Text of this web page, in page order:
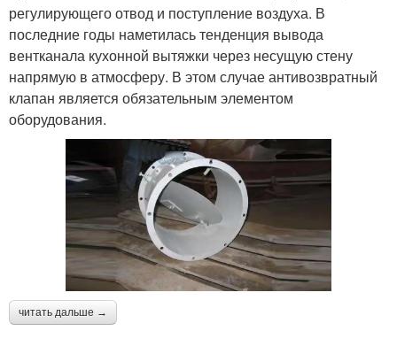
регулирующего отвод и поступление воздуха. В
последние годы наметилась тенденция вывода
вентканала кухонной вытяжки через несущую стену
напрямую в атмосферу. В этом случае антивозвратный
клапан является обязательным элементом
оборудования.
читать дальше →